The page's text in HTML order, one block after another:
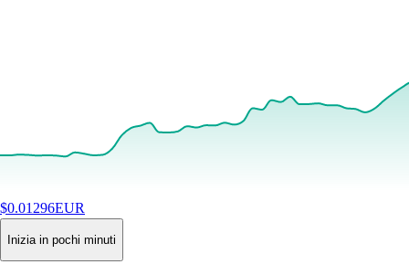
$0.01296EUR
+8.13%24H
Buy
Inizia in pochi minuti